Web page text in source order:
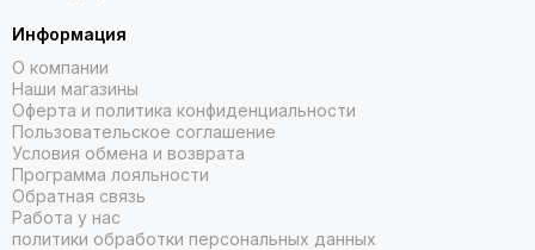
Информация
О компании
Наши магазины
Оферта и политика конфиденциальности
Пользовательское соглашение
Условия обмена и возврата
Программа лояльности
Обратная связь
Работа у нас
политики обработки персональных данных